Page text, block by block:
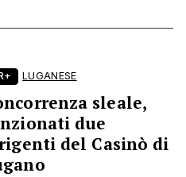
LUGANESE
sleale,
due
del Casinò di